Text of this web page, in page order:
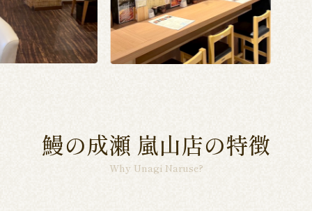
鰻の成瀬 嵐山店の特徴
Why Unagi Naruse?